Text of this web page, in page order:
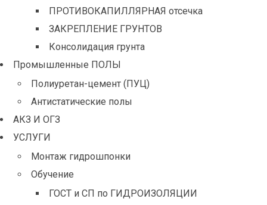
ПРОТИВОКАПИЛЛЯРНАЯ отсечка
ЗАКРЕПЛЕНИЕ ГРУНТОВ
Консолидация грунта
Промышленные ПОЛЫ
Полиуретан-цемент (ПУЦ)
Антистатические полы
АКЗ И ОГЗ
УСЛУГИ
Монтаж гидрошпонки
Обучение
ГОСТ и СП по ГИДРОИЗОЛЯЦИИ